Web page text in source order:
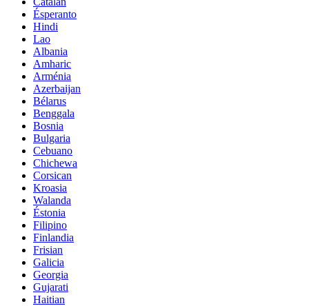
Ésperanto
Hindi
Lao
Albania
Amharic
Arménia
Azerbaijan
Bélarus
Benggala
Bosnia
Bulgaria
Cebuano
Chichewa
Corsican
Kroasia
Walanda
Éstonia
Filipino
Finlandia
Frisian
Galicia
Georgia
Gujarati
Haitian